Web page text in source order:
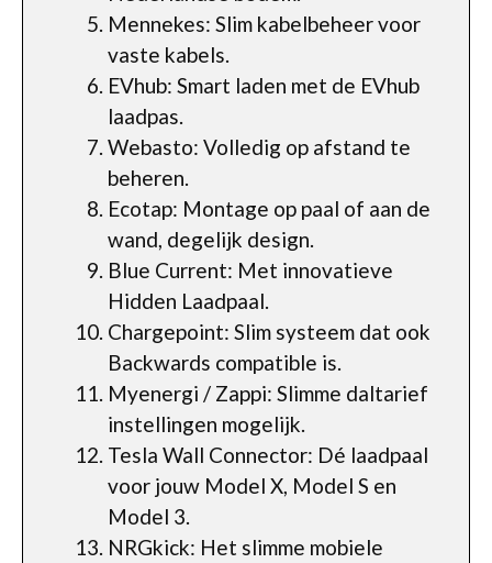
Mennekes: Slim kabelbeheer voor
vaste kabels.
EVhub: Smart laden met de EVhub
laadpas.
Webasto: Volledig op afstand te
beheren.
Ecotap: Montage op paal of aan de
wand, degelijk design.
Blue Current: Met innovatieve
Hidden Laadpaal.
Chargepoint: Slim systeem dat ook
Backwards compatible is.
Myenergi / Zappi: Slimme daltarief
instellingen mogelijk.
Tesla Wall Connector: Dé laadpaal
voor jouw Model X, Model S en
Model 3.
NRGkick: Het slimme mobiele